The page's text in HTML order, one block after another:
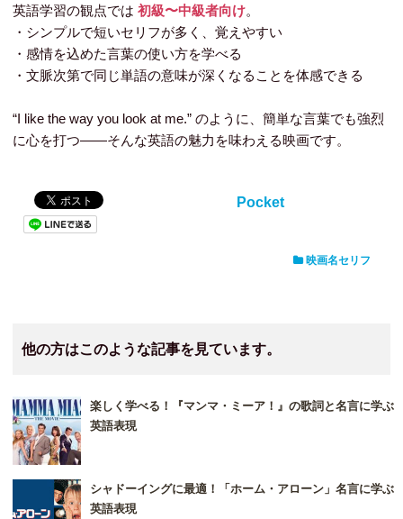
英語学習の観点では 初級〜中級者向け。
・シンプルで短いセリフが多く、覚えやすい
・感情を込めた言葉の使い方を学べる
・文脈次第で同じ単語の意味が深くなることを体感できる
“I like the way you look at me.” のように、簡単な言葉でも強烈
に心を打つ――そんな英語の魅力を味わえる映画です。
Pocket
映画名セリフ
他の方はこのような記事を見ています。
楽しく学べる！『マンマ・ミーア！』の歌詞と名言に学ぶ
英語表現
シャドーイングに最適！「ホーム・アローン」名言に学ぶ
英語表現